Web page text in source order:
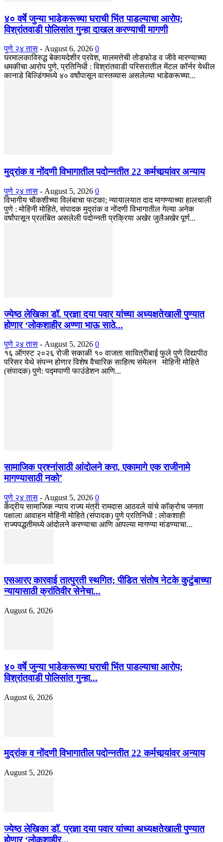
४० वर्षे जुन्या भाडेकरूच्या घराची भिंत पाडल्याचा आरोप;
विश्रांतवाडी पोलिसांत गुन्हा दाखल करण्याची मागणी
पुणे २४ तास - August 6, 2026 0
घरमालकाविरुद्ध बेकायदेशीर प्रवेश, मालमत्तेची तोडफोड व जीवे मारण्याच्या
धमकीचा आरोप पुणे, प्रतिनिधी : विश्रांतवाडी परिसरातील मेंटल कॉर्नर येथील
कानाडे बिल्डिंगमध्ये ४० वर्षांपासून वास्तव्यास असलेल्या भाडेकरूच्या...
मुद्रांक व नोंदणी विभागातील पदोन्नतीत 22 कर्मचार्‍यांवर अन्याय
पुणे २४ तास - August 5, 2026 0
विभागीय चौकशीच्या विलंबाचा फटका; न्यायालयात दाद मागण्याच्या हालचाली
पुणे : मोहिनी मोहिते, संपादक मुद्रांक व नोंदणी विभागातील गेल्या अनेक
वर्षांपासून प्रलंबित असलेली पदोन्नती प्रक्रिया अखेर जुलैअखेर पूर्ण...
ज्येष्ठ लेखिका डॉ. प्रज्ञा दया पवार यांच्या अध्यक्षतेखाली पुण्यात
होणार ‘लोकशाहीर अण्णा भाऊ साठे...
पुणे २४ तास - August 5, 2026 0
१६ ऑगस्ट २०२६ रोजी सकाळी १० वाजता सावित्रीबाई फुले पुणे विद्यापीठ
परिसर येथे संपन्न होणार विशेष वैचारिक साहित्य संमेलन मोहिनी मोहिते
(संपादक) पुणे: पद्मपाणी फाउंडेशन आणि...
सामाजिक प्रश्नांसाठी आंदोलने करा, एकामागे एक राजीनामे
मागण्यासाठी नको’
पुणे २४ तास - August 5, 2026 0
केंद्रीय सामाजिक न्याय राज्य मंत्री रामदास आठवले यांचे कॉक्रोच जनता
पक्षाला आवाहन मोहिनी मोहिते (संपादक) पुणे प्रतिनिधी : लोकशाही
राज्यपद्धतीमध्ये आंदोलने करण्याचा आणि आपल्या मागण्या मांडण्याचा...
एसआरए कारवाई तात्पुरती स्थगित; पीडित संतोष नेटके कुटुंबाच्या
न्यायासाठी क्रांतिवीर सेनेचा...
August 6, 2026
४० वर्षे जुन्या भाडेकरूच्या घराची भिंत पाडल्याचा आरोप;
विश्रांतवाडी पोलिसांत गुन्हा...
August 6, 2026
मुद्रांक व नोंदणी विभागातील पदोन्नतीत 22 कर्मचार्‍यांवर अन्याय
August 5, 2026
ज्येष्ठ लेखिका डॉ. प्रज्ञा दया पवार यांच्या अध्यक्षतेखाली पुण्यात
होणार ‘लोकशाहीर...